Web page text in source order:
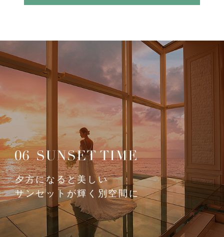
夕方になると美しい
サンセットが輝く別空間に